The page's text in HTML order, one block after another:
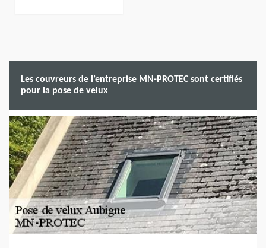
Les couvreurs de l’entreprise MN-PROTEC sont certifiés
pour la pose de velux